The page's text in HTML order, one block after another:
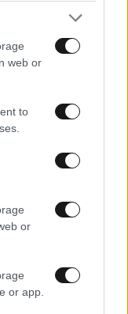
web or
to
or
or app.